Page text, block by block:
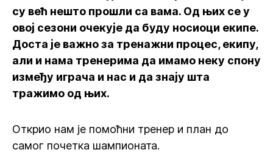
су већ нешто прошли са вама. Од њих се у
овој сезони очекује да буду носиоци екипе.
Доста је важно за тренажни процес, екипу,
али и нама тренерима да имамо неку спону
између играча и нас и да знају шта
тражимо од њих.
Открио нам је помоћни тренер и план до
самог почетка шампионата.